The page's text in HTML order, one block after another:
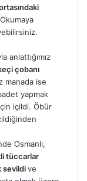
anlattığımız
çobanı
manada ise
yapmak
içildi. Öbür
Osmanlı,
tüccarlar
sevildive